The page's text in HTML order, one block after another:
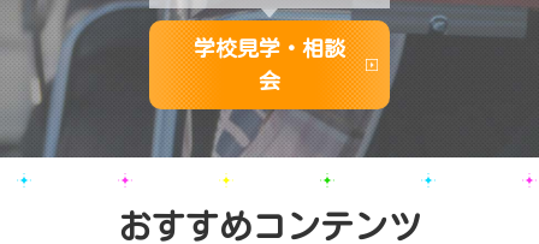
学校見学・相談
会
おすすめコンテンツ